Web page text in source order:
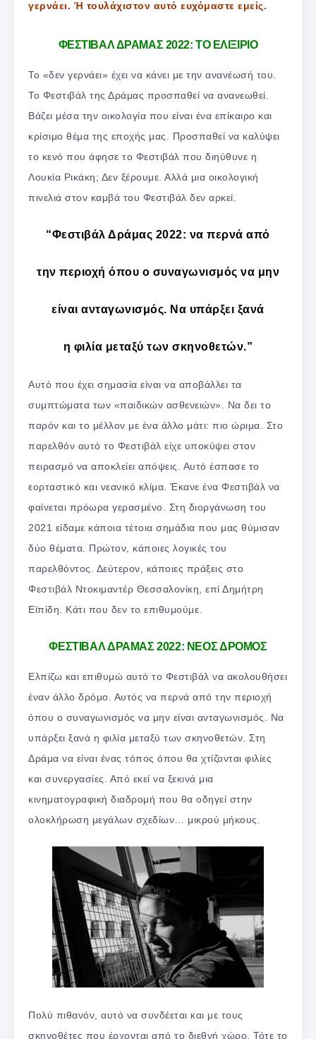
γερνάει. Ή τουλάχιστον αυτό ευχόμαστε εμείς.
ΦΕΣΤΙΒΑΛ ΔΡΑΜΑΣ 2022: ΤΟ ΕΛΙΞΙΡΙΟ
Το «δεν γερνάει» έχει να κάνει με την ανανέωσή του.
Το Φεστιβάλ της Δράμας προσπαθεί να ανανεωθεί.
Βάζει μέσα την οικολογία που είναι ένα επίκαιρο και
κρίσιμο θέμα της εποχής μας. Προσπαθεί να καλύψει
το κενό που άφησε το Φεστιβάλ που διηύθυνε η
Λουκία Ρικάκη; Δεν ξέρουμε. Αλλά μια οικολογική
πινελιά στον καμβά του Φεστιβάλ δεν αρκεί.
“Φεστιβάλ Δράμας 2022: να περνά από
την περιοχή όπου ο συναγωνισμός να μην
είναι ανταγωνισμός. Να υπάρξει ξανά
η φιλία μεταξύ των σκηνοθετών.”
Αυτό που έχει σημασία είναι να αποβάλλει τα
συμπτώματα των «παιδικών ασθενειών». Να δει το
παρόν και το μέλλον με ένα άλλο μάτι: πιο ώριμα. Στο
παρελθόν αυτό το Φεστιβάλ είχε υποκύψει στον
πειρασμό να αποκλείει απόψεις. Αυτό έσπασε το
εορταστικό και νεανικό κλίμα. Έκανε ένα Φεστιβάλ να
φαίνεται πρόωρα γερασμένο. Στη διοργάνωση του
2021 είδαμε κάποια τέτοια σημάδια που μας θύμισαν
δύο θέματα. Πρώτον, κάποιες λογικές του
παρελθόντος. Δεύτερον, κάποιες πράξεις στο
Φεστιβάλ Ντοκιμαντέρ Θεσσαλονίκη, επί Δημήτρη
Εϊπίδη. Κάτι που δεν το επιθυμούμε.
ΦΕΣΤΙΒΑΛ ΔΡΑΜΑΣ 2022: ΝΕΟΣ ΔΡΟΜΟΣ
Ελπίζω και επιθυμώ αυτό το Φεστιβάλ να ακολουθήσει
έναν άλλο δρόμο. Αυτός να περνά από την περιοχή
όπου ο συναγωνισμός να μην είναι ανταγωνισμός. Να
υπάρξει ξανά η φιλία μεταξύ των σκηνοθετών. Στη
Δράμα να είναι ένας τόπος όπου θα χτίζονται φιλίες
και συνεργασίες. Από εκεί να ξεκινά μια
κινηματογραφική διαδρομή που θα οδηγεί στην
ολοκλήρωση μεγάλων σχεδίων… μικρού μήκους.
Πολύ πιθανόν, αυτό να συνδέεται και με τους
σκηνοθέτες που έρχονται από το διεθνή χώρο. Τότε το